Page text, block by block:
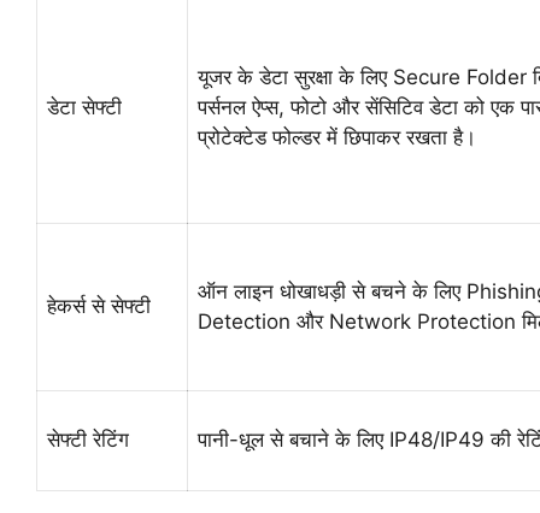
डेटा सेफ्टी
यूजर के डेटा सुरक्षा के लिए Secure Folder
पर्सनल ऐप्स, फोटो और सेंसिटिव डेटा को एक
प्रोटेक्टेड फोल्डर में छिपाकर रखता है।
हेकर्स से सेफ्टी
ऑन लाइन धोखाधड़ी से बचने के लिए
Detection और Network Protection
सेफ्टी रेटिंग पानी-धूल से बचाने के लिए IP48/IP49 की